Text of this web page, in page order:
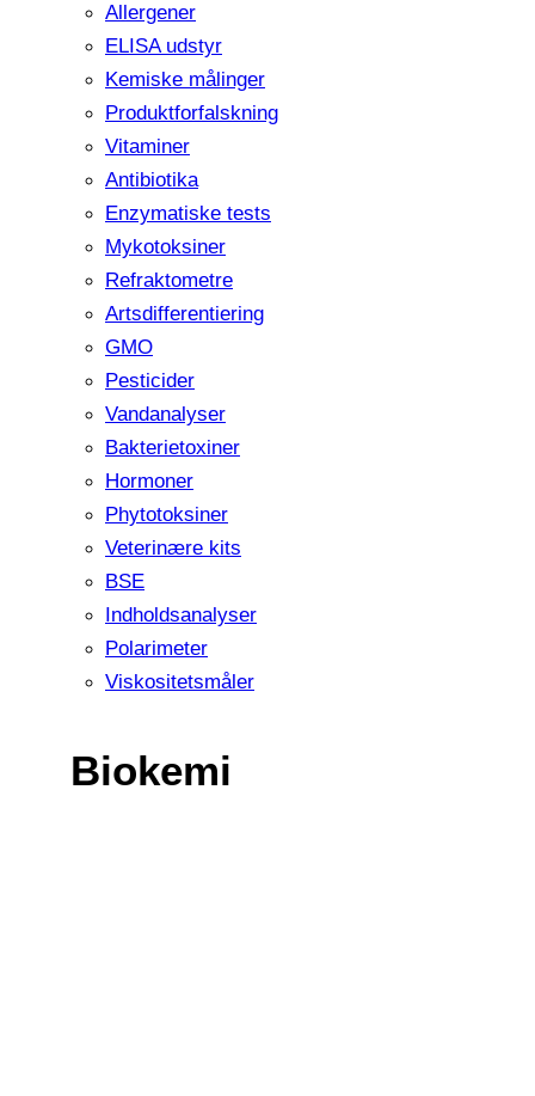
Allergener
ELISA udstyr
Kemiske målinger
Produktforfalskning
Vitaminer
Antibiotika
Enzymatiske tests
Mykotoksiner
Refraktometre
Artsdifferentiering
GMO
Pesticider
Vandanalyser
Bakterietoxiner
Hormoner
Phytotoksiner
Veterinære kits
BSE
Indholdsanalyser
Polarimeter
Viskositetsmåler
Biokemi